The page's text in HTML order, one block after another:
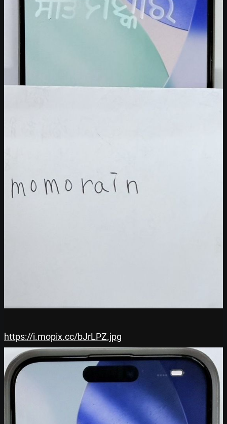
https://i.mopix.cc/bJrLPZ.jpg